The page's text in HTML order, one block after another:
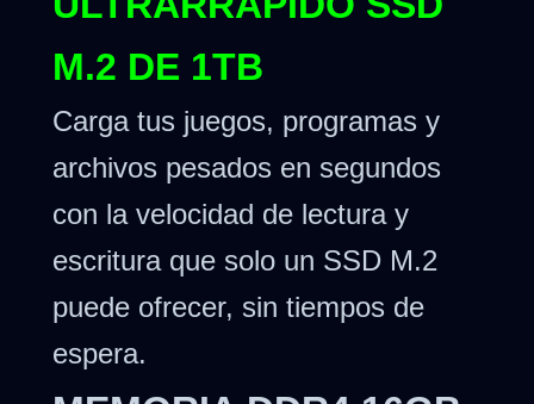
M.2 DE 1TB
Carga tus juegos, programas y
archivos pesados en segundos
con la velocidad de lectura y
escritura que solo un SSD M.2
puede ofrecer, sin tiempos de
espera.